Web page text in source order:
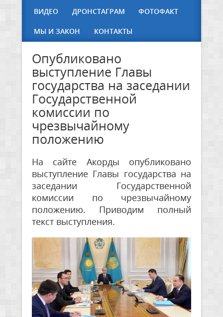
ВИДЕО ДРОНСТАГРАМ ФОТОФАКТ
МЫ И ЗАКОН КОНТАКТЫ
Опубликовано
выступление Главы
государства на заседании
Государственной
комиссии по
чрезвычайному
положению
На сайте Акорды опубликовано
выступление Главы государства на
заседании Государственной
комиссии по чрезвычайному
положению. Приводим полный
текст выступления.